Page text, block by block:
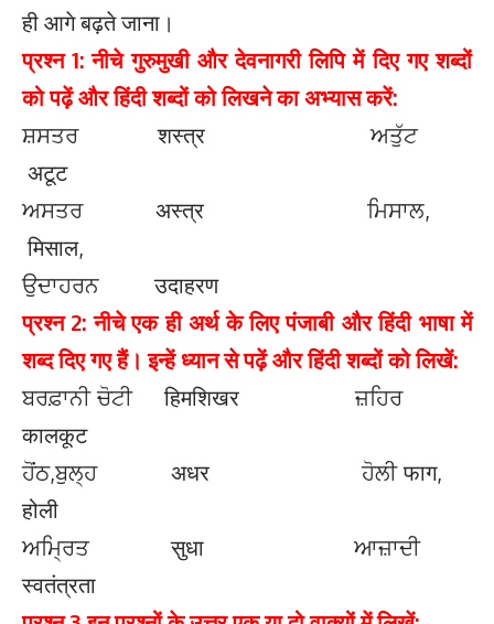
ही आगे बढ़ते जाना।
प्रश्न 1: नीचे गुरुमुखी और देवनागरी लिपि में दिए गए शब्दों
को पढ़ें और हिंदी शब्दों को लिखने का अभ्यास करें:
ਸ਼ਸਤਰ शस्त्र ਅਤੁੱਟ
अटूट
ਅਸਤਰ अस्त्र ਮਿਸਾਲ,
मिसाल,
ਉਦਾਹਰਨ उदाहरण
प्रश्न 2: नीचे एक ही अर्थ के लिए पंजाबी और हिंदी भाषा में
शब्द दिए गए हैं। इन्हें ध्यान से पढ़ें और हिंदी शब्दों को लिखें:
ਬਰਫ਼ਾਨੀ ਚੋਟੀ हिमशिखर ਜ਼ਹਿਰ
कालकूट
ਹੋਂਠ,ਬੁਲ੍ਹ अधर ਹੋਲੀ फाग,
होली
ਅਮ੍ਰਿਤ सुधा ਆਜ਼ਾਦੀ
स्वतंत्रता